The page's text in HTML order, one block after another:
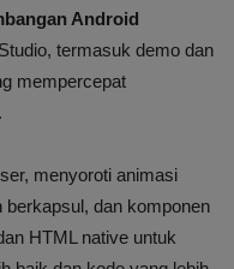
Android
termasuk demo dan
mempercepat
menyoroti animasi
dan komponen
HTML native untuk